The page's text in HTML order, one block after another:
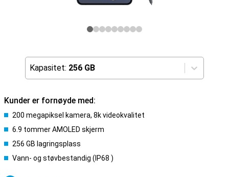
Kapasitet: 256 GB
Kunder er fornøyde med:
200 megapiksel kamera, 8k videokvalitet
6.9 tommer AMOLED skjerm
256 GB lagringsplass
Vann- og støvbestandig (IP68 )